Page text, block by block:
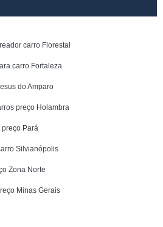
carro Florestal
carro Fortaleza
do Amparo
preço Holambra
Pará
Silvianópolis
Zona Norte
Minas Gerais